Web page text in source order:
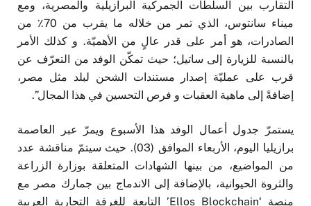
التقارب بين السلطات الجمركية البرازيلية والمصرية، ومع
ميناء سانتوس، الذي تمر من خلاله ما يقرب من 70٪ من
الصادرات، هو أمر على قدر عالٍ من الأهميّة. و كذلك الأمر
بالنسبة للزيارة إلى ساتيل؛ حيث تمكّن الوفد من التعرّف عن
قرب على عمليّة إصدار مستندات الشحن لبلد مثل مصر،
إضافةً إلى ماهية العقبات و فرص التحسين في هذا المجال”.
يستمرّ جدول أعمال الوفد هذا الأسبوع ويمرّ عبر العاصمة
برازيليا اليوم، الأربعاء الموافق (03). حيث سيتمّ مناقشة عدد
من المواضيع، من بينها الشهادات المتعلقة بوزارة الزراعة
والثروة الحيوانية، بالإضافة إلى الاندماج بين جمارك مصر مع
منصة ‘Ellos Blockchain’ التابعة للغرفة التجارية العربية